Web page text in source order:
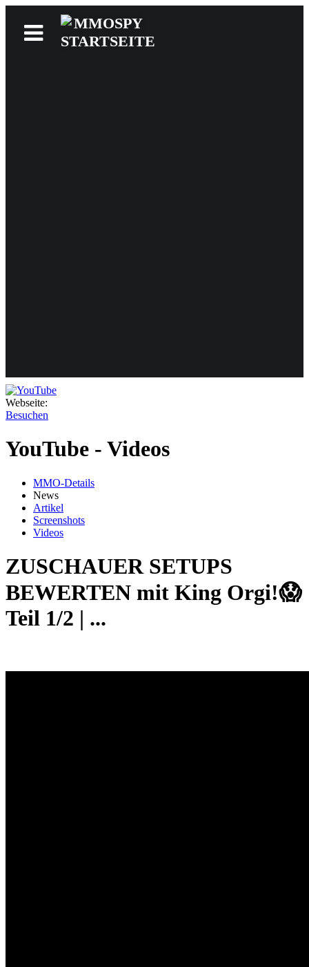
Webseite:
Besuchen
YouTube - Videos
MMO-Details
News
Artikel
Screenshots
Videos
ZUSCHAUER SETUPS
BEWERTEN mit King Orgi!😱
Teil 1/2 | ...